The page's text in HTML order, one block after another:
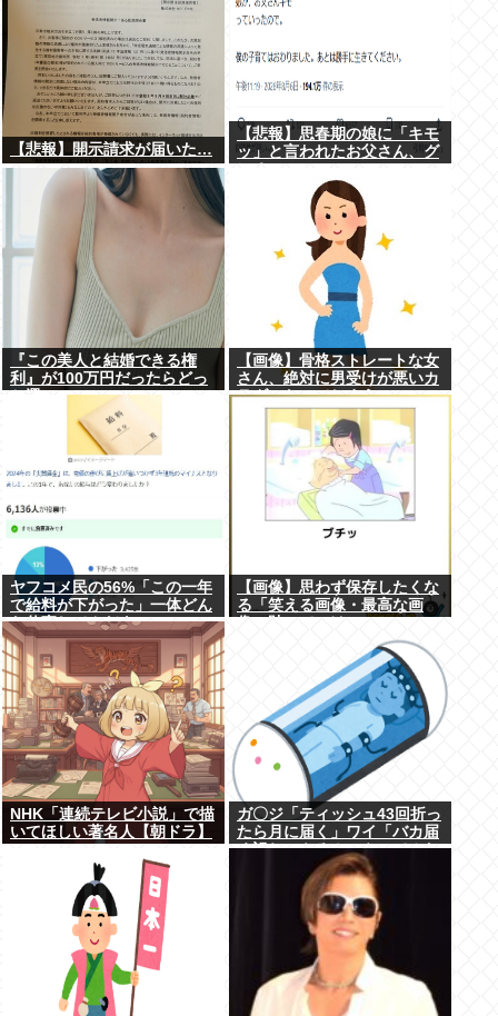
【悲報】開示請求が届いた…
【悲報】思春期の娘に「キモ
ッ」と言われたお父さん、グ
『この美人と結婚できる権
利』が100万円だったらどっ
ち選ぶwww
【画像】骨格ストレートな女
さん、絶対に男受けが悪いカ
ラダになってしまうｗｗｗ
ヤフコメ民の56%「この一年
で給料が下がった」一体どん
な仕事してんだよこいつ
ら！？
【画像】思わず保存したくな
る「笑える画像・最高な画
NHK「連続テレビ小説」で描
いてほしい著名人【朝ドラ】
ガ〇ジ「ティッシュ43回折っ
たら月に届く」ワイ「バカ届
く訳ねーやろ！ｗやってみた